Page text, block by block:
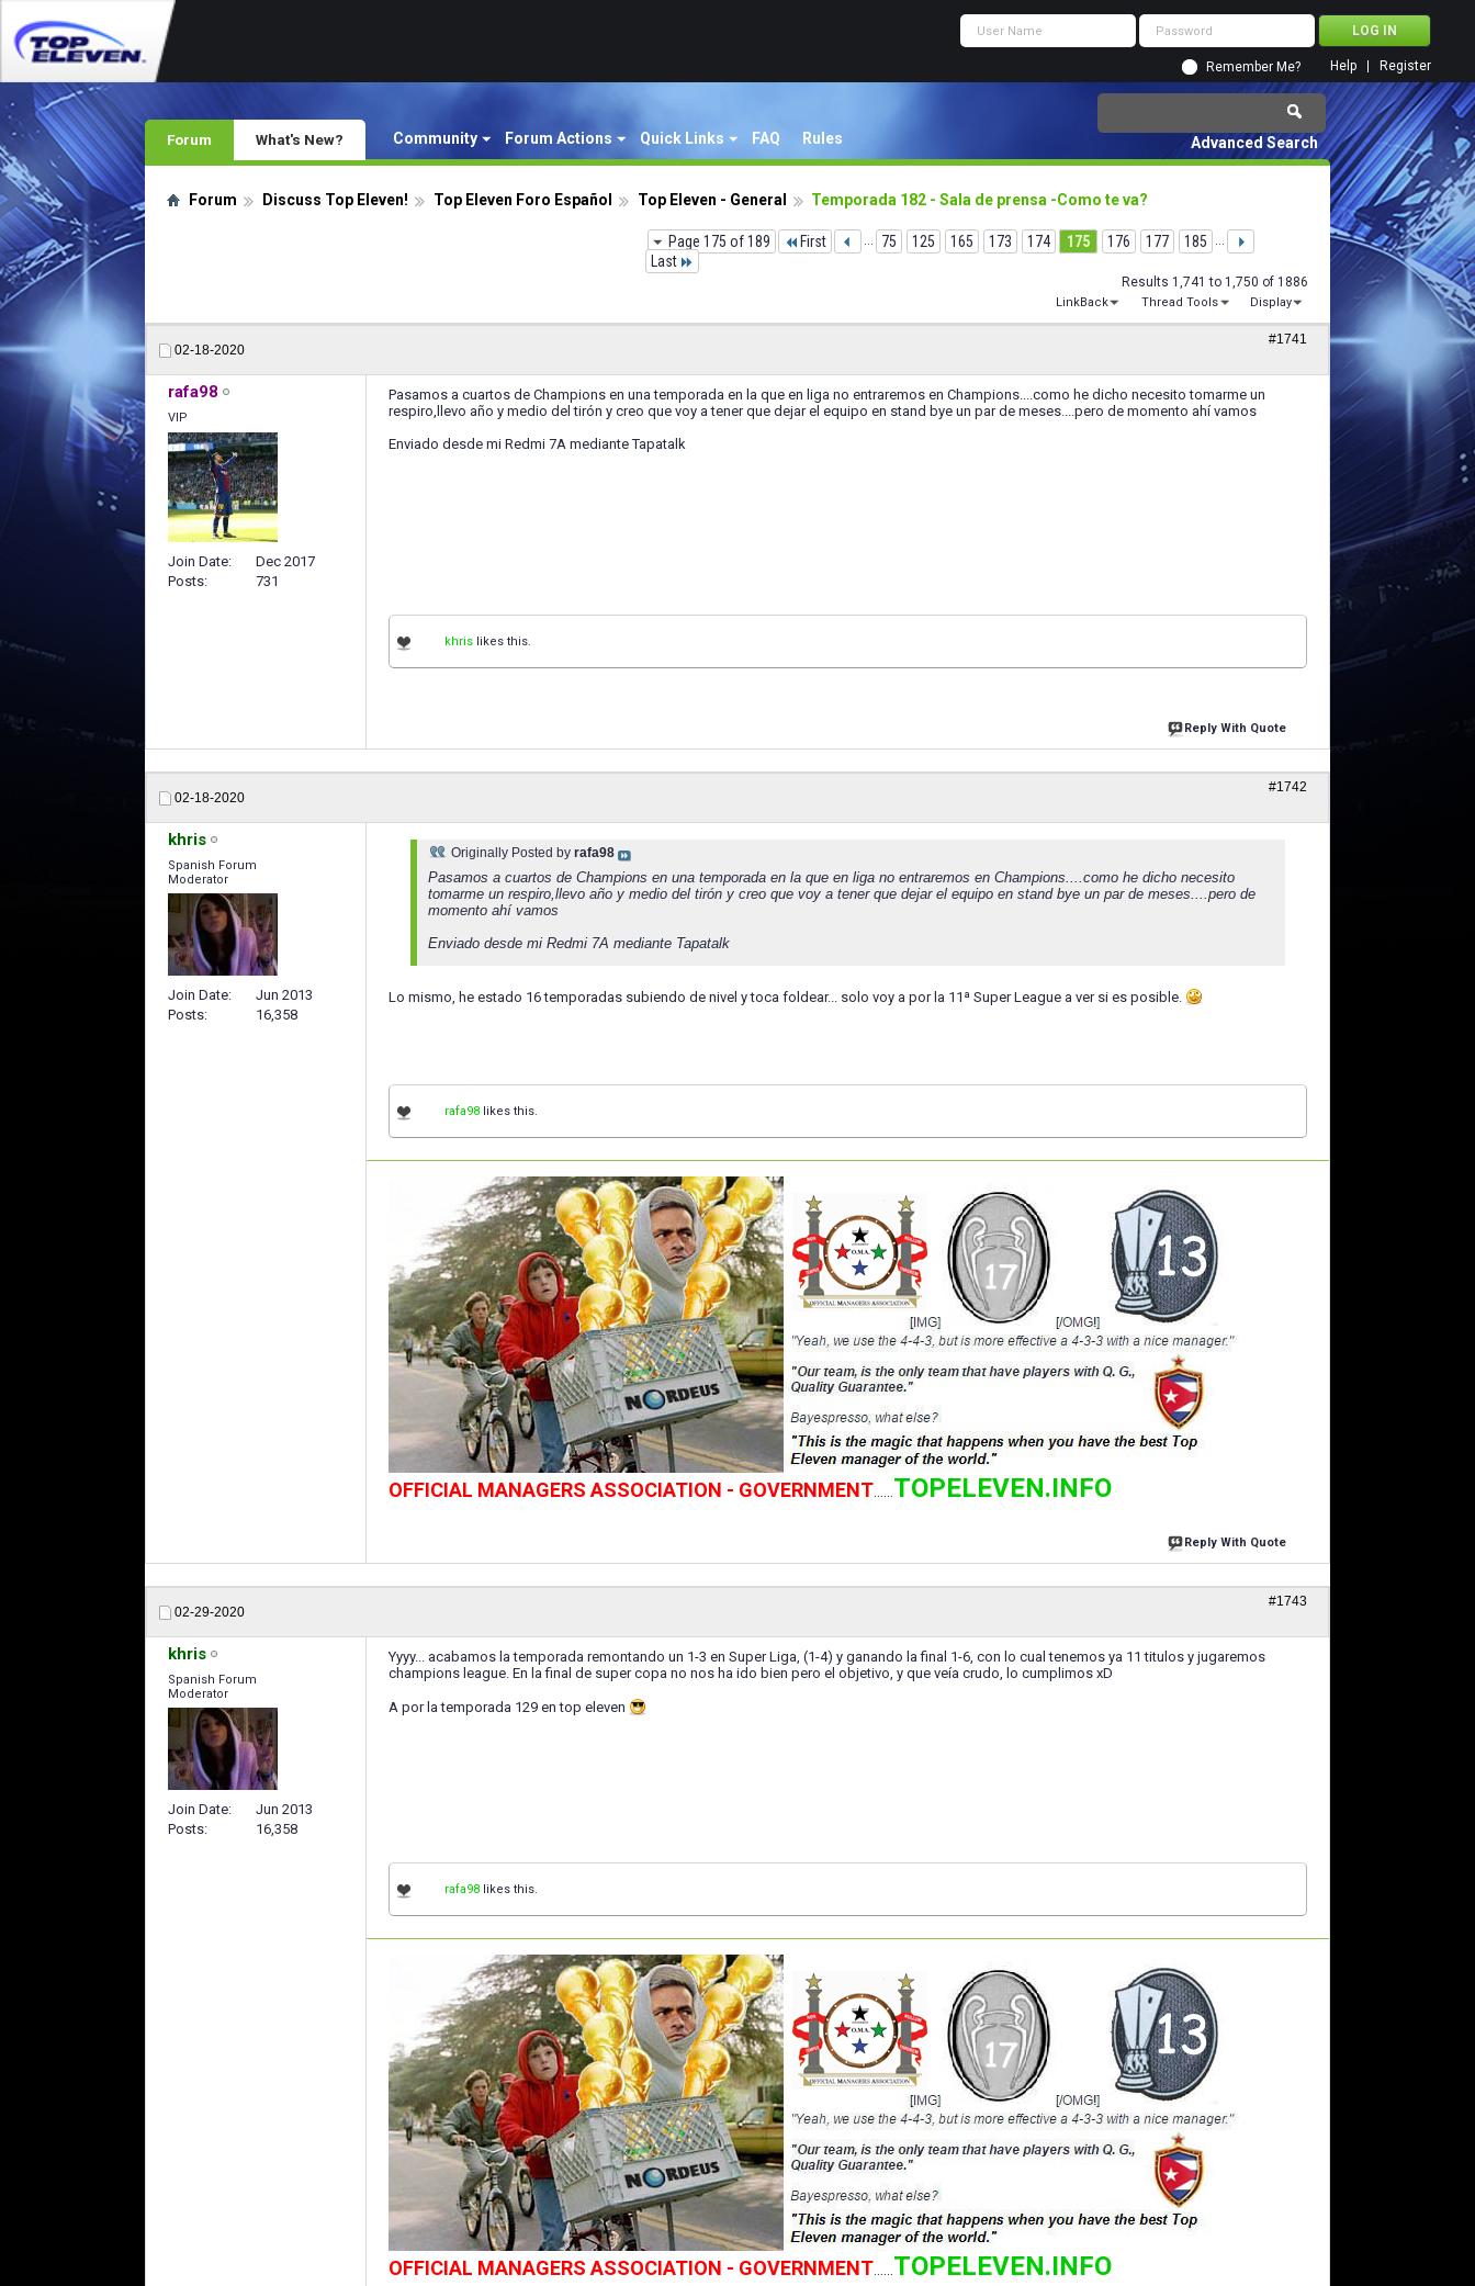
Remember Me? Register
Help
Forum Community Forum Actions Quick Links FAQ Rules
What's New? Advanced Search
Forum Discuss Top Eleven! Top Eleven Foro Español Top Eleven - General Temporada 182 - Sala de prensa -Como te va?
Page 175 of 189 First ... 75 125 165 173 174 175 176 177 185 ...
Last
Results 1,741 to 1,750 of 1886
LinkBack Thread Tools Display
02-18-2020
#1741
rafa98
VIP
Join Date
Dec 2017
Posts
731
Pasamos a cuartos de Champions en una temporada en la que en liga no entraremos en Champions....como he dicho necesito tomarme un
respiro,llevo año y medio del tirón y creo que voy a tener que dejar el equipo en stand bye un par de meses....pero de momento ahí vamos
Enviado desde mi Redmi 7A mediante Tapatalk
khris likes this.
Reply With Quote
02-18-2020
#1742
khris
Spanish Forum
Moderator
Join Date
Jun 2013
Posts
16,358
Originally Posted by rafa98
Pasamos a cuartos de Champions en una temporada en la que en liga no entraremos en Champions....como he dicho necesito
tomarme un respiro,llevo año y medio del tirón y creo que voy a tener que dejar el equipo en stand bye un par de meses....pero de
momento ahí vamos
Enviado desde mi Redmi 7A mediante Tapatalk
Lo mismo, he estado 16 temporadas subiendo de nivel y toca foldear... solo voy a por la 11ª Super League a ver si es posible.
rafa98 likes this.
OFFICIAL MANAGERS ASSOCIATION - GOVERNMENT TOPELEVEN.INFO
Reply With Quote
02-29-2020
#1743
khris
Spanish Forum
Moderator
Join Date
Jun 2013
Posts
16,358
Yyyy... acabamos la temporada remontando un 1-3 en Super Liga, (1-4) y ganando la final 1-6, con lo cual tenemos ya 11 titulos y jugaremos
champions league. En la final de super copa no nos ha ido bien pero el objetivo, y que veía crudo, lo cumplimos xD
A por la temporada 129 en top eleven
rafa98 likes this.
OFFICIAL MANAGERS ASSOCIATION - GOVERNMENT......TOPELEVEN.INFO